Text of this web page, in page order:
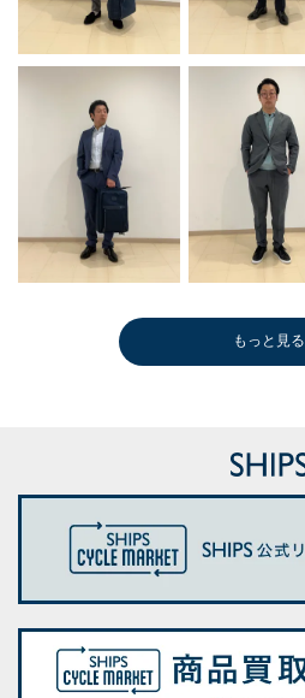
もっと見る